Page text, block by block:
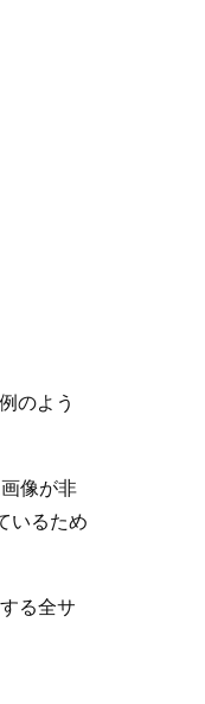
のよう
像が非
いるため
る全サ